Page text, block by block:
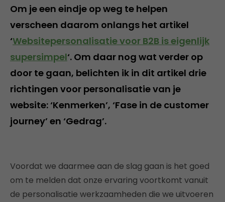
Om je een eindje op weg te helpen
verscheen daarom onlangs het artikel
‘Websitepersonalisatie voor B2B is eigenlijk
supersimpel‘. Om daar nog wat verder op
door te gaan, belichten ik in dit artikel drie
richtingen voor personalisatie van je
website: ‘Kenmerken’, ‘Fase in de customer
journey’ en ‘Gedrag’.
Voordat we daarmee aan de slag gaan is het goed
om te melden dat onze ervaring voortkomt vanuit
de personalisatie werkzaamheden die we uitvoeren